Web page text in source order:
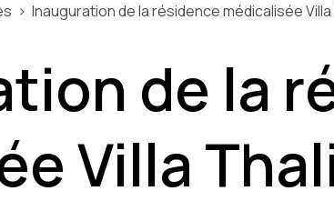
Inauguration de la résidence médicalisée
de la
Villa